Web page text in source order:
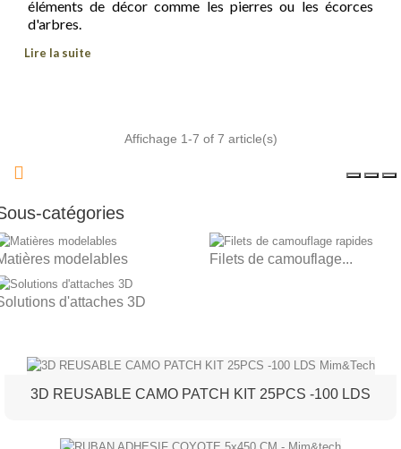
éléments de décor comme les pierres ou les écorces
d'arbres.
Lire la suite
catégories
modelables Filets de camouflage...
d'attaches 3D
Affichage 1-7 of 7 article(s)
3D REUSABLE CAMO PATCH KIT 25PCS -100 LDS